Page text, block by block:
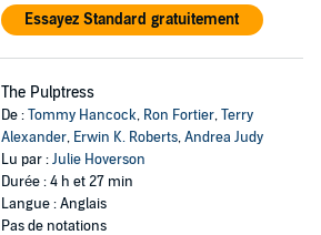
Essayez Standard gratuitement
The Pulptress
De :Tommy Hancock, Ron Fortier,Terry
Alexander, Erwin K. Roberts,Andrea Judy
Lu par :Julie Hoverson
Durée : 4 h et 27 min
Langue : Anglais
Pas de notations